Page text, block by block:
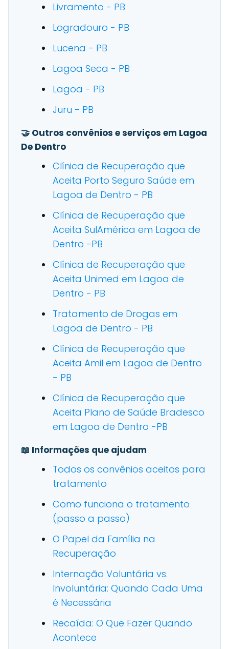
Livramento - PB
Logradouro - PB
Lucena - PB
Lagoa Seca - PB
Lagoa - PB
Juru - PB
🤝 Outros convênios e serviços em Lagoa
De Dentro
Clínica de Recuperação que
Aceita Porto Seguro Saúde em
Lagoa de Dentro - PB
Clínica de Recuperação que
Aceita SulAmérica em Lagoa de
Dentro -PB
Clínica de Recuperação que
Aceita Unimed em Lagoa de
Dentro - PB
Tratamento de Drogas em
Lagoa de Dentro - PB
Clínica de Recuperação que
Aceita Amil em Lagoa de Dentro
- PB
Clínica de Recuperação que
Aceita Plano de Saúde Bradesco
em Lagoa de Dentro -PB
📖 Informações que ajudam
Todos os convênios aceitos para
tratamento
Como funciona o tratamento
(passo a passo)
O Papel da Família na
Recuperação
Internação Voluntária vs.
Involuntária: Quando Cada Uma
é Necessária
Recaída: O Que Fazer Quando
Acontece